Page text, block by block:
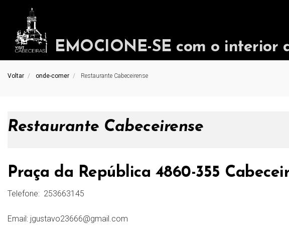
EMOCIONE-SE com o interior
Voltar onde-comer Restaurante Cabeceirense
Restaurante Cabeceirense
Praça da República 4860-355
Telefone: 253663145
Email: jgustavo23666@gmail.com